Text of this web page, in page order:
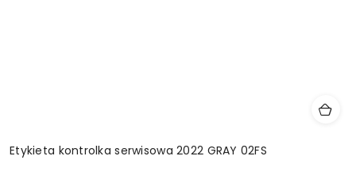
Etykieta kontrolka serwisowa 2022 GRAY 02FS